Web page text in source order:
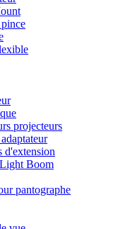
projecteurs
d'extension
Boom
pantographe